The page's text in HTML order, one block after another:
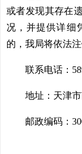
或者发现其存在
况，并提供详细
的，我局将依法
联系电话：
地址：天津
邮政编码：